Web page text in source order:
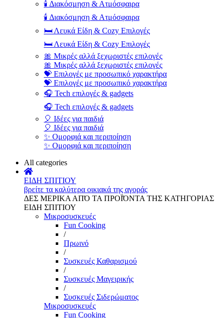
🕯️ Διακόσμηση & Ατμόσφαιρα
🕯️ Διακόσμηση & Ατμόσφαιρα
🛏️ Λευκά Είδη & Cozy Επιλογές
🛏️ Λευκά Είδη & Cozy Επιλογές
🎀 Μικρές αλλά ξεχωριστές επιλογές
🎀 Μικρές αλλά ξεχωριστές επιλογές
💝 Επιλογές με προσωπικό χαρακτήρα
💝 Επιλογές με προσωπικό χαρακτήρα
🎧 Tech επιλογές & gadgets
🎧 Tech επιλογές & gadgets
🎈 Ιδέες για παιδιά
🎈 Ιδέες για παιδιά
✨ Ομορφιά και περιποίηση
✨ Ομορφιά και περιποίηση
All categories
ΕΙΔΗ ΣΠΙΤΙΟΥ
βρείτε τα καλύτερα οικιακά της αγοράς
ΔΕΣ ΜΕΡΙΚΑ ΑΠΌ ΤΑ ΠΡΟΪΌΝΤΑ ΤΗΣ ΚΑΤΗΓΟΡΙΑΣ
ΕΙΔΗ ΣΠΙΤΙΟΥ
Μικροσυσκευές
Fun Cooking
/
Πρωινό
/
Συσκευές Καθαρισμού
/
Συσκευές Μαγειρικής
/
Συσκευές Σιδερώματος
Μικροσυσκευές
Fun Cooking